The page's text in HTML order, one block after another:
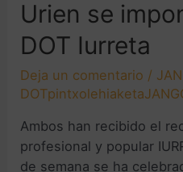
Urien se
DOT Iurreta
Deja un comentario /
Ambos han recibido el
profesional y popular
de semana se ha